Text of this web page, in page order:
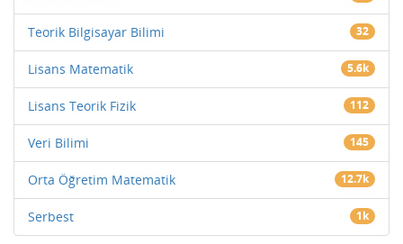
Teorik Bilgisayar Bilimi 32
Lisans Matematik 5.6k
Lisans Teorik Fizik 112
Veri Bilimi 145
Orta Öğretim Matematik 12.7k
Serbest 1k